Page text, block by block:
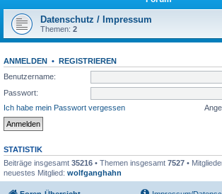
Datenschutz / Impressum
Themen: 2
ANMELDEN • REGISTRIEREN
Benutzername:
Passwort:
Ich habe mein Passwort vergessen
STATISTIK
Beiträge insgesamt 35216 • Themen insgesamt 7527 •
neuestes Mitglied: wolfganghahn